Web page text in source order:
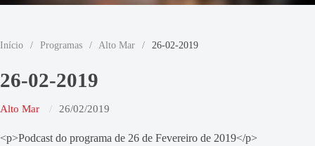
Início / Programas / Alto Mar / 26-02-2019
26-02-2019
Alto Mar 26/02/2019
<p>Podcast do programa de 26 de Fevereiro de 2019</p>